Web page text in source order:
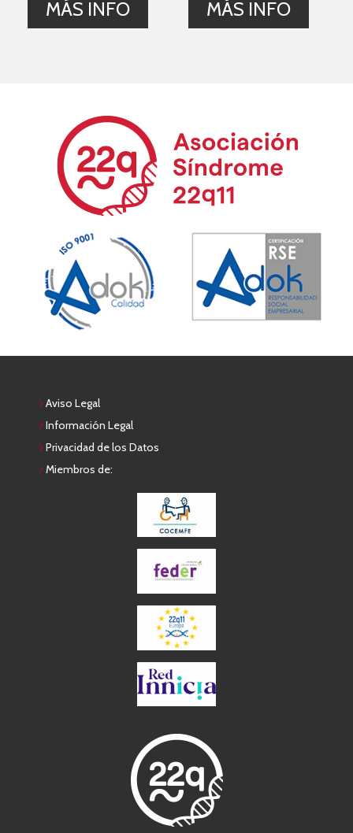
MÁS INFO MÁS INFO
Aviso Legal
Información Legal
Privacidad de los Datos
Miembros de: